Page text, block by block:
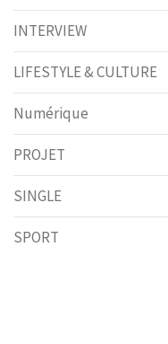
INTERVIEW
LIFESTYLE & CULTURE
Numérique
PROJET
SINGLE
SPORT